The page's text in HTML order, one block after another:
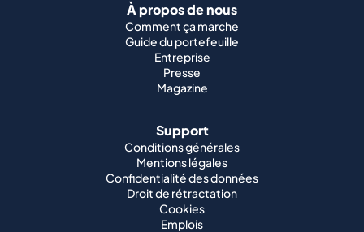
À propos de nous
Comment ça marche
Guide du portefeuille
Entreprise
Presse
Magazine
Support
Conditions générales
Mentions légales
Confidentialité des données
Droit de rétractation
Cookies
Emplois